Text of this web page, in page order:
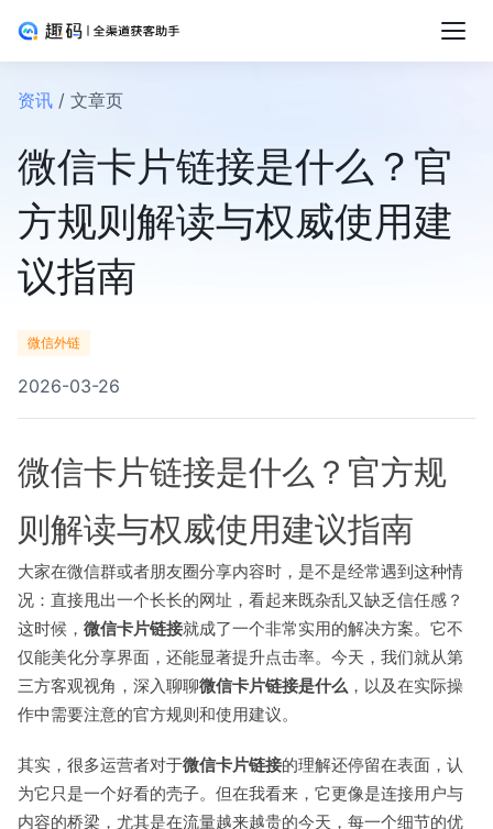
资讯 / 文章页
微信卡片链接是什么？官
方规则解读与权威使用建
议指南
微信外链
2026-03-26
微信卡片链接是什么？官方规
则解读与权威使用建议指南
大家在微信群或者朋友圈分享内容时，是不是经常遇到这种情
况：直接甩出一个长长的网址，看起来既杂乱又缺乏信任感？
这时候， 微信卡片链接就成了一个非常实用的解决方案。它不
仅能美化分享界面，还能显著提升点击率。今天，我们就从第
三方客观视角，深入聊聊微信卡片链接是什么 ，以及在实际操
作中需要注意的官方规则和使用建议。
其实，很多运营者对于微信卡片链接的理解还停留在表面，认
为它只是一个好看的壳子。但在我看来，它更像是连接用户与
内容的桥梁，尤其是在流量越来越贵的今天，每一个细节的优